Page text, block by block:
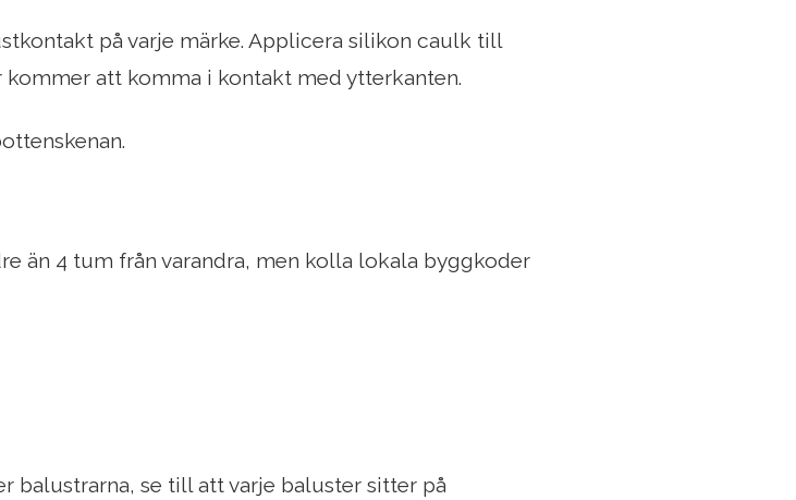
på varje märke. Applicera silikon caulk till
att komma i kontakt med ytterkanten.
än 4 tum från varandra, men kolla lokala byggkoder
balustrarna, se till att varje baluster sitter på